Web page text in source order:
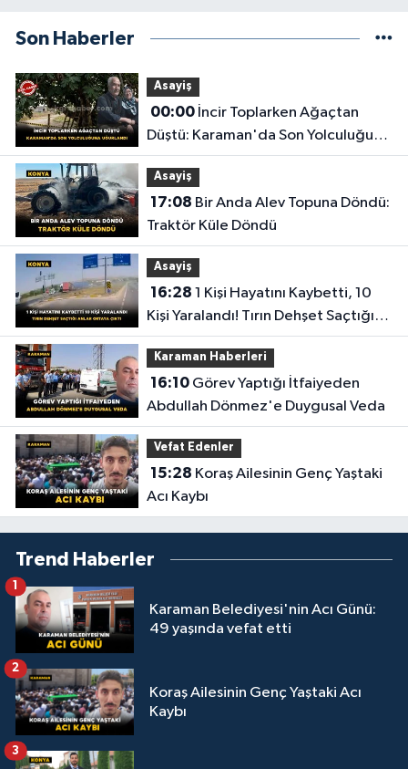
Son Haberler
Asayiş
00:00İncir Toplarken Ağaçtan
Düştü: Karaman'da Son Yolculuğuna
Uğurlandı
Asayiş
17:08
Traktör Küle Döndü
Asayiş
16:28
Kişi Yaralandı! Tırın Dehşet Saçtığı
Anlar Ortaya Çıktı
Karaman Haberleri
16:10Görev Yaptığı İtfaiyeden
Abdullah Dönmez'e Duygusal Veda
Vefat Edenler
15:28
Acı Kaybı
Trend Haberler
Karaman Belediyesi'nin Acı Günü:
49 yaşında vefat etti
1
Koraş Ailesinin Genç Yaştaki Acı
Kaybı
2
3